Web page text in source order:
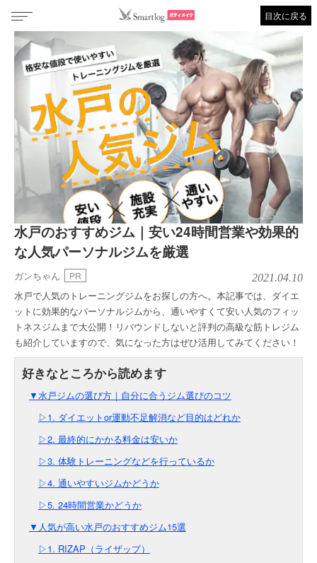
目次に戻る
水戸のおすすめジム｜安い24時間営業や効果的
な人気パーソナルジムを厳選
ガンちゃん PR 2021.04.10
水戸で人気のトレーニングジムをお探しの方へ。本記事では、ダイエ
ットに効果的なパーソナルジムから、通いやすくて安い人気のフィッ
トネスジムまで大公開！リバウンドしないと評判の高級な筋トレジム
も紹介していますので、気になった方はぜひ活用してみてください！
▼水戸ジムの選び方｜自分に合うジム選びのコツ
▷1. ダイエットor運動不足解消など目的はどれか
▷2. 最終的にかかる料金は安いか
▷3. 体験トレーニングなどを行っているか
▷4. 通いやすいジムかどうか
▷5. 24時間営業かどうか
▼人気が高い水戸のおすすめジム15選
▷1. RIZAP（ライザップ）